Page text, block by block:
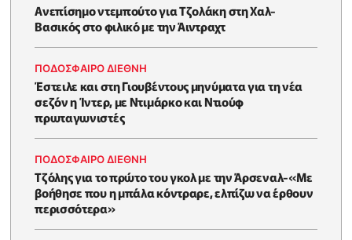
Ανεπίσημο ντεμπούτο για Τζολάκη στη Χαλ-
Βασικός στο φιλικό με την Άιντραχτ
ΠΟΔΟΣΦΑΙΡΟ ΔΙΕΘΝΗ
Έστειλε και στη Γιουβέντους μηνύματα για τη νέα
σεζόν η Ίντερ, με Ντιμάρκο και Ντιούφ
πρωταγωνιστές
ΠΟΔΟΣΦΑΙΡΟ ΔΙΕΘΝΗ
Τζόλης για το πρώτο του γκολ με την Άρσεναλ-«Με
βοήθησε που η μπάλα κόντραρε, ελπίζω να έρθουν
περισσότερα»